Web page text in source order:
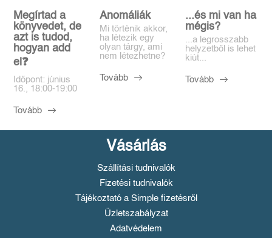
Megírtad a
könyvedet, de
azt is tudod,
hogyan add
el❓️
Időpont: június
16., 18:00-19:00
Tovább
Anomáliák
Mi történik akkor,
ha létezik egy
olyan tárgy, ami
nem létezhetne?
Tovább
...és mi van ha
mégis?
...a legrosszabb
helyzetből is lehet
kiút...
Tovább
Vásárlás
Szállítási tudnivalók
Fizetési tudnivalók
Tájékoztató a Simple fizetésről
Üzletszabályzat
Adatvédelem